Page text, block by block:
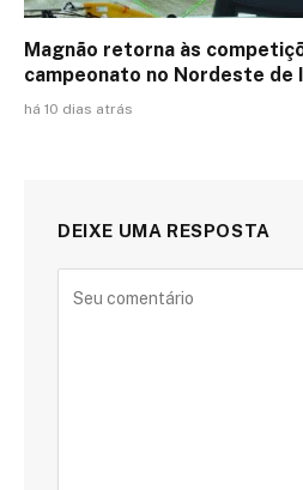
Magnão retorna às
campeonato no Nordeste de
há 10 dias atrás
DEIXE UMA RESPOSTA